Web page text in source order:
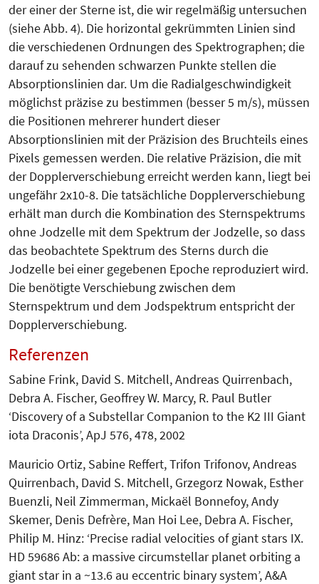
der einer der Sterne ist, die wir regelmäßig untersuchen
(siehe Abb. 4). Die horizontal gekrümmten Linien sind
die verschiedenen Ordnungen des Spektrographen; die
darauf zu sehenden schwarzen Punkte stellen die
Absorptionslinien dar. Um die Radialgeschwindigkeit
möglichst präzise zu bestimmen (besser 5 m/s), müssen
die Positionen mehrerer hundert dieser
Absorptionslinien mit der Präzision des Bruchteils eines
Pixels gemessen werden. Die relative Präzision, die mit
der Doppler­ver­schiebung erreicht werden kann, liegt bei
ungefähr 2x10-8. Die tatsächliche Dopplerverschiebung
erhält man durch die Kombination des Sternspektrums
ohne Jodzelle mit dem Spektrum der Jodzelle, so dass
das beobachtete Spektrum des Sterns durch die
Jodzelle bei einer gegebenen Epoche reproduziert wird.
Die benötigte Verschiebung zwischen dem
Sternspektrum und dem Jodspektrum entspricht der
Dopplerverschiebung.
Referenzen
Sabine Frink, David S. Mitchell, Andreas Quirrenbach,
Debra A. Fischer, Geoffrey W. Marcy, R. Paul Butler
‘Discovery of a Substellar Companion to the K2 III Giant
iota Draconis’, ApJ 576, 478, 2002
Mauricio Ortiz, Sabine Reffert, Trifon Trifonov, Andreas
Quirrenbach, David S. Mitchell, Grzegorz Nowak, Esther
Buenzli, Neil Zimmerman, Mickaël Bonnefoy, Andy
Skemer, Denis Defrère, Man Hoi Lee, Debra A. Fischer,
Philip M. Hinz: ‘Precise radial velocities of giant stars IX.
HD 59686 Ab: a massive circumstellar planet orbiting a
giant star in a ~13.6 au eccentric binary system’, A&A